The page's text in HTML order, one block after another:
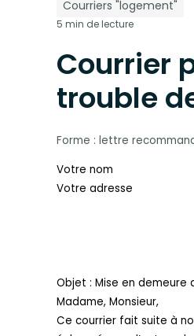
Courriers "logement"
5 min de lecture
Courrier
trouble
Forme : lettre
Votre nom
Votre adresse
Objet : Mise en demeure
Madame, Monsieur,
Ce courrier fait suite à